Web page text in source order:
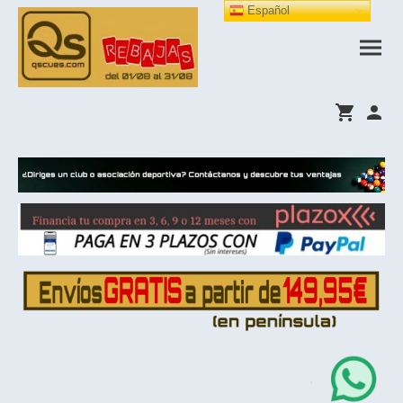
Español